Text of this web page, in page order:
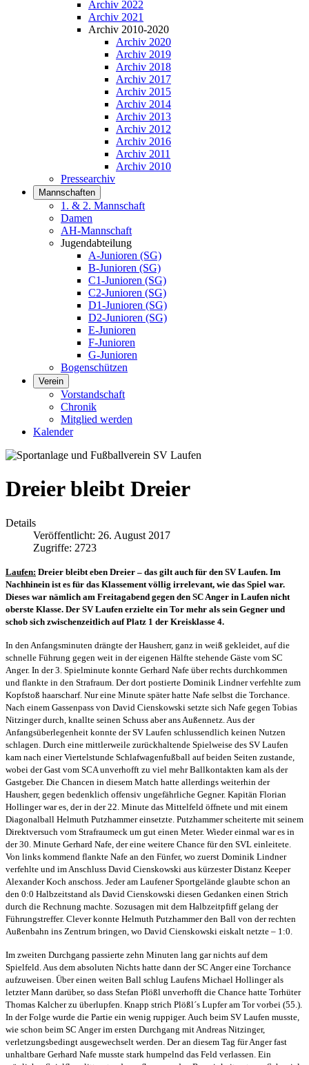
Archiv 2022
Archiv 2021
Archiv 2010-2020
Archiv 2020
Archiv 2019
Archiv 2018
Archiv 2017
Archiv 2015
Archiv 2014
Archiv 2013
Archiv 2012
Archiv 2016
Archiv 2011
Archiv 2010
Pressearchiv
Mannschaften
1. & 2. Mannschaft
Damen
AH-Mannschaft
Jugendabteilung
A-Junioren (SG)
B-Junioren (SG)
C1-Junioren (SG)
C2-Junioren (SG)
D1-Junioren (SG)
D2-Junioren (SG)
E-Junioren
F-Junioren
G-Junioren
Bogenschützen
Verein
Vorstandschaft
Chronik
Mitglied werden
Kalender
Dreier bleibt Dreier
Details
Veröffentlicht: 26. August 2017
Zugriffe: 2723
Laufen: Dreier bleibt eben Dreier – das gilt auch für den SV Laufen. Im
Nachhinein ist es für das Klassement völlig irrelevant, wie das Spiel war.
Dieses war nämlich am Freitagabend gegen den SC Anger in Laufen nicht
oberste Klasse. Der SV Laufen erzielte ein Tor mehr als sein Gegner und
schob sich zwischenzeitlich auf Platz 1 der Kreisklasse 4.
In den Anfangsminuten drängte der Hausherr, ganz in weiß gekleidet, auf die
schnelle Führung gegen weit in der eigenen Hälfte stehende Gäste vom SC
Anger. In der 3. Spielminute konnte Gerhard Nafe über rechts durchkommen
und flankte in den Strafraum. Der dort postierte Dominik Lindner verfehlte zum
Kopfstoß haarscharf. Nur eine Minute später hatte Nafe selbst die Torchance.
Nach einem Gassenpass von David Cienskowski setzte sich Nafe gegen Tobias
Nitzinger durch, knallte seinen Schuss aber ans Außennetz. Aus der
Anfangsüberlegenheit konnte der SV Laufen schlussendlich keinen Nutzen
schlagen. Durch eine mittlerweile zurückhaltende Spielweise des SV Laufen
kam nach einer Viertelstunde Schlafwagenfußball auf beiden Seiten zustande,
wobei der Gast vom SCA unverhofft zu viel mehr Ballkontakten kam als der
Gastgeber. Die Chancen in diesem Match hatte allerdings weiterhin der
Hausherr, gegen bedenklich offensiv ungefährliche Gegner. Kapitän Florian
Hollinger war es, der in der 22. Minute das Mittelfeld öffnete und mit einem
Diagonalball Helmuth Putzhammer einsetzte. Putzhammer scheiterte mit seinem
Direktversuch vom Strafraumeck um gut einen Meter. Wieder einmal war es in
der 30. Minute Gerhard Nafe, der eine weitere Chance für den SVL einleitete.
Von links kommend flankte Nafe an den Fünfer, wo zuerst Dominik Lindner
verfehlte und im Anschluss David Cienskowski aus kürzester Distanz Keeper
Alexander Koch anschoss. Jeder am Laufener Sportgelände glaubte schon an
den 0:0 Halbzeitstand als David Cienskowski diesen Gedanken einen Strich
durch die Rechnung machte. Sozusagen mit dem Halbzeitpfiff gelang der
Führungstreffer. Clever konnte Helmuth Putzhammer den Ball von der rechten
Außenbahn ins Zentrum bringen, wo David Cienskowski eiskalt netzte – 1:0.
Im zweiten Durchgang passierte zehn Minuten lang gar nichts auf dem
Spielfeld. Aus dem absoluten Nichts hatte dann der SC Anger eine Torchance
aufzuweisen. Über einen weiten Ball schlug Laufens Michael Hollinger als
letzter Mann darüber, so dass Stefan Plößl unverhofft die Chance hatte Torhüter
Thomas Kalcher zu überlupfen. Knapp strich Plößl´s Lupfer am Tor vorbei (55.).
In der Folge wurde die Partie ein wenig ruppiger. Auch beim SV Laufen musste,
wie schon beim SC Anger im ersten Durchgang mit Andreas Nitzinger,
verletzungsbedingt ausgewechselt werden. Der an diesem Tag für Anger fast
unhaltbare Gerhard Nafe musste stark humpelnd das Feld verlassen. Ein